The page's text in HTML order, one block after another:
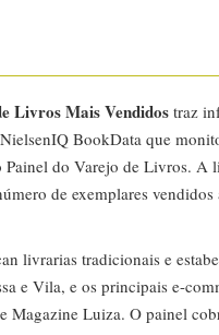
Livros Mais Vendidos traz
BookData que
do Varejo de Livros. A
de exemplares
livrarias tradicionais e
e Vila, e os principais e-
Magazine Luiza. O painel